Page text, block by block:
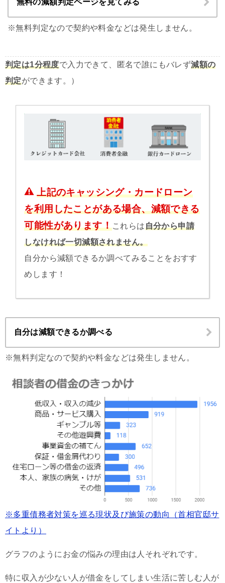
無料の減額判定ページを見てみる
※無料判定なので契約や料金などは発生しません。
判定は1分程度で入力できて、匿名で誰にもバレず減額の
判定ができます。）
上記のキャッシング・カードローン
を利用したことがある場合、減額できる
可能性があります！これらは自分から申請
しなければ一切減額されません。
自分から減額できるか調べてみることをおすす
めします！
自分は減額できるか調べる
※無料判定なので契約や料金などは発生しません。
※多重債務者対策を巡る現状及び施策の動向（首相官邸サ
イトより）
グラフのようにお金の悩みの理由は人それぞれです。
特に収入が少ない人が借金をしてしまい生活に苦しむ人が